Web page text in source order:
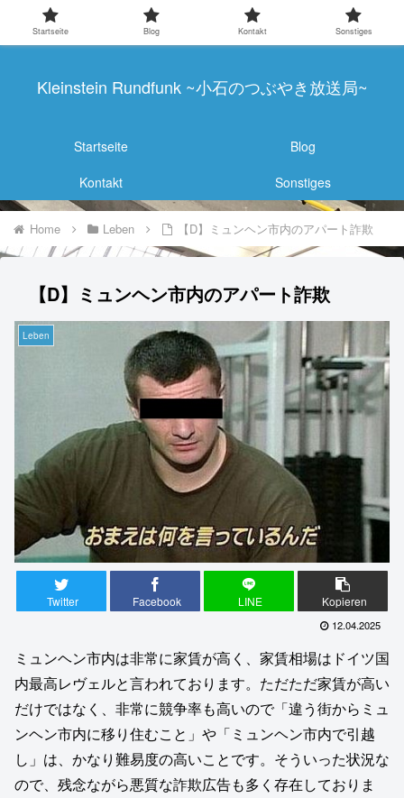
Kleinstein Rundfunk ~小石のつぶやき放送局~
Startseite
Blog
Kontakt
Sonstiges
Home Leben 【D】ミュンヘン市内のアパート詐欺
【D】ミュンヘン市内のアパート詐欺
Leben
Twitter Facebook LINE Kopieren
12.04.2025
ミュンヘン市内は非常に家賃が高く、家賃相場はドイツ国
内最高レヴェルと言われております。ただただ家賃が高い
だけではなく、非常に競争率も高いので「違う街からミュ
ンヘン市内に移り住むこと」や「ミュンヘン市内で引越
し」は、かなり難易度の高いことです。そういった状況な
ので、残念ながら悪質な詐欺広告も多く存在しておりま
Startseite Blog Kontakt Sonstiges